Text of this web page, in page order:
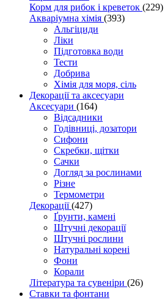
Корм для рибок і креветок (229)
Акваріумна хімія (393)
Альгіциди
Ліки
Підготовка води
Тести
Добрива
Хімія для моря, сіль
Декорації та аксесуари
Аксесуари (164)
Відсадники
Годівниці, дозатори
Сифони
Скребки, щітки
Сачки
Догляд за рослинами
Різне
Термометри
Декорації(427)
Ґрунти, камені
Штучні декорації
Штучні рослини
Натуральні корені
Фони
Корали
Література та сувеніри (26)
Ставки та фонтани